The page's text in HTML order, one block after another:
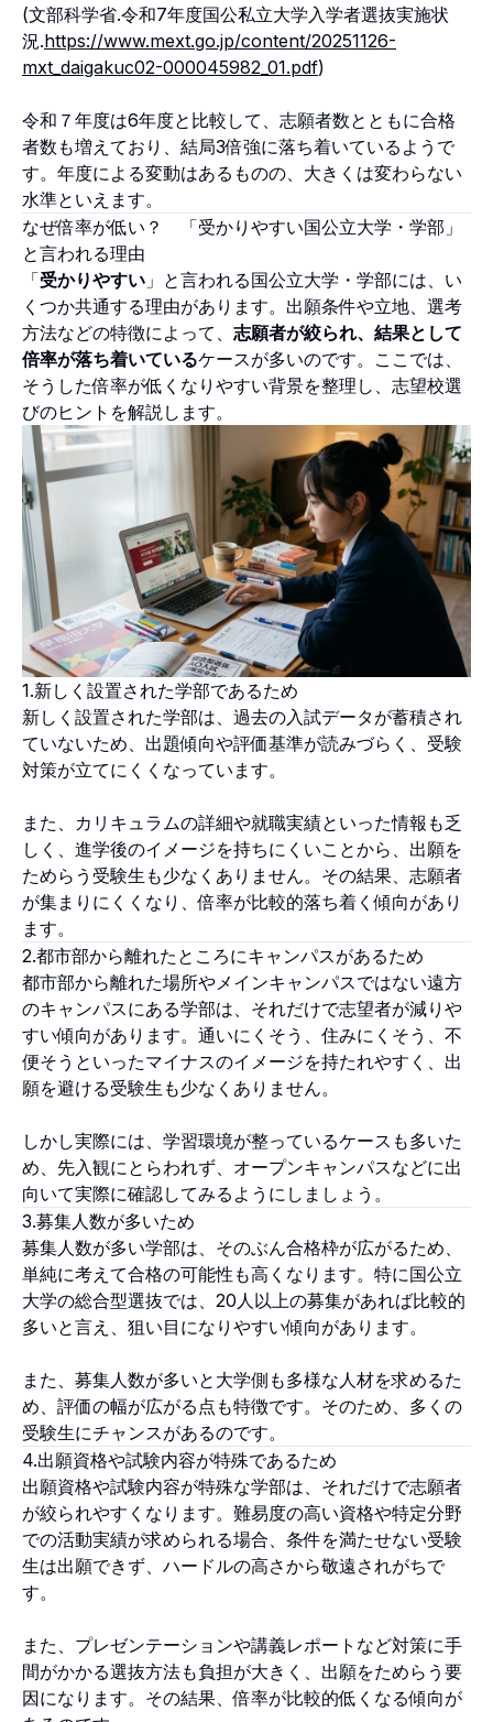
(文部科学省.令和7年度国公私立大学入学者選抜実施状
況.https://www.mext.go.jp/content/20251126-
mxt_daigakuc02-000045982_01.pdf)
令和７年度は6年度と比較して、志願者数とともに合格
者数も増えており、結局3倍強に落ち着いているようで
す。年度による変動はあるものの、大きくは変わらない
水準といえます。
なぜ倍率が低い？ 「受かりやすい国公立大学・学部」
と言われる理由
「受かりやすい 」と言われる国公立大学・学部には、い
くつか共通する理由があります。出願条件や立地、選考
方法などの特徴によって、 志願者が絞られ、結果として
倍率が落ち着いているケースが多いのです。ここでは、
そうした倍率が低くなりやすい背景を整理し、志望校選
びのヒントを解説します。
1.新しく設置された学部であるため
新しく設置された学部は、過去の入試データが蓄積され
ていないため、出題傾向や評価基準が読みづらく、受験
対策が立てにくくなっています。
また、カリキュラムの詳細や就職実績といった情報も乏
しく、進学後のイメージを持ちにくいことから、出願を
ためらう受験生も少なくありません。その結果、志願者
が集まりにくくなり、倍率が比較的落ち着く傾向があり
ます。
2.都市部から離れたところにキャンパスがあるため
都市部から離れた場所やメインキャンパスではない遠方
のキャンパスにある学部は、それだけで志望者が減りや
すい傾向があります。通いにくそう、住みにくそう、不
便そうといったマイナスのイメージを持たれやすく、出
願を避ける受験生も少なくありません。
しかし実際には、学習環境が整っているケースも多いた
め、先入観にとらわれず、オープンキャンパスなどに出
向いて実際に確認してみるようにしましょう。
3.募集人数が多いため
募集人数が多い学部は、そのぶん合格枠が広がるため、
単純に考えて合格の可能性も高くなります。特に国公立
大学の総合型選抜では、20人以上の募集があれば比較的
多いと言え、狙い目になりやすい傾向があります。
また、募集人数が多いと大学側も多様な人材を求めるた
め、評価の幅が広がる点も特徴です。そのため、多くの
受験生にチャンスがあるのです。
4.出願資格や試験内容が特殊であるため
出願資格や試験内容が特殊な学部は、それだけで志願者
が絞られやすくなります。難易度の高い資格や特定分野
での活動実績が求められる場合、条件を満たせない受験
生は出願できず、ハードルの高さから敬遠されがちで
す。
また、プレゼンテーションや講義レポートなど対策に手
間がかかる選抜方法も負担が大きく、出願をためらう要
因になります。その結果、倍率が比較的低くなる傾向が